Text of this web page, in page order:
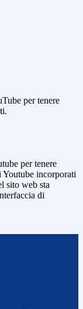
per tenere
per tenere
Youtube incorporati
sito web sta
di